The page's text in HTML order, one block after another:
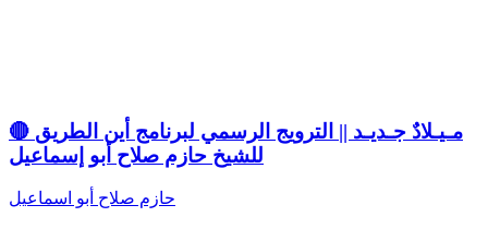
🔴 مـيـلادٌ جـديـد || الترويج الرسمي لبرنامج أين الطريق
للشيخ حازم صلاح أبو إسماعيل
حازم صلاح أبو اسماعيل